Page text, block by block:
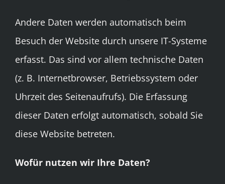
Andere Daten werden automatisch beim
Besuch der Website durch unsere IT-Systeme
erfasst. Das sind vor allem technische Daten
(z. B. Internetbrowser, Betriebssystem oder
Uhrzeit des Seitenaufrufs). Die Erfassung
dieser Daten erfolgt automatisch, sobald Sie
diese Website betreten.
Wofür nutzen wir Ihre Daten?